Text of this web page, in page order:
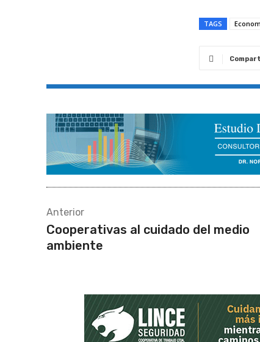
TAGS
Anterior
Cooperativas al cuidado del medio
ambiente